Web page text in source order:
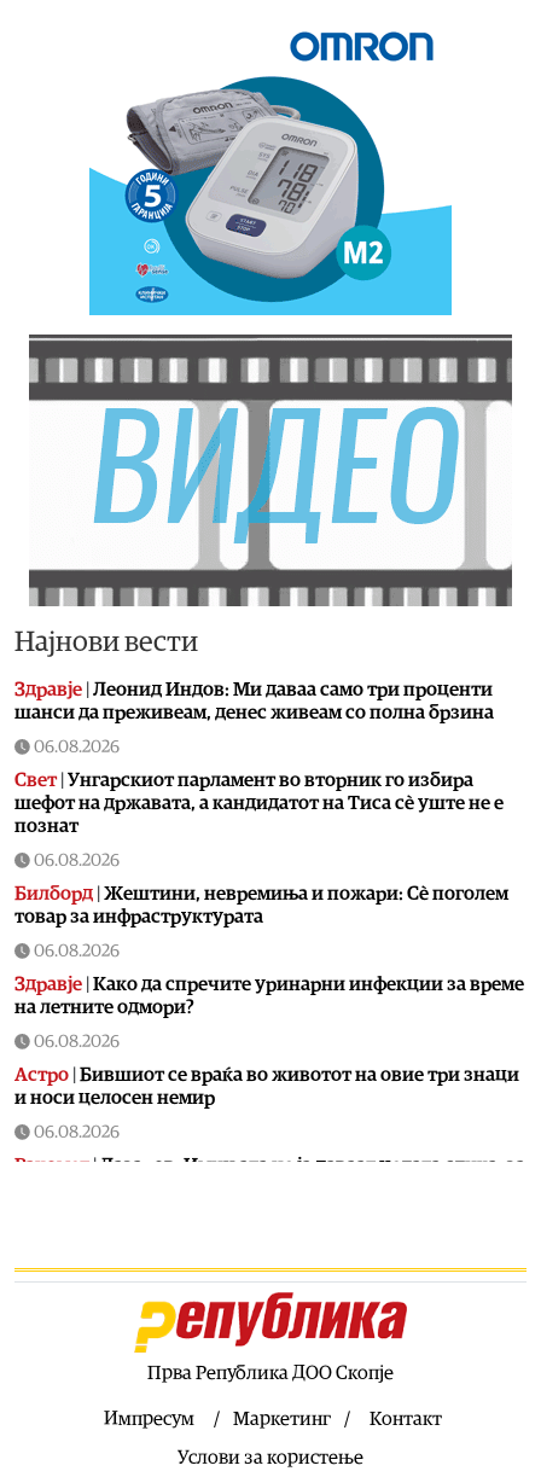
Најнови вести
Здравје Леонид Индов: Ми даваа само три проценти
шанси да преживеам, денес живеам со полна брзина
06.08.2026
Свет| Унгарскиот парламент во вторник го избира
шефот на државата, а кандидатот на Тиса сè уште не е
познат
06.08.2026
Билборд Жештини, невремиња и пожари: Сè поголем
товар за инфраструктурата
06.08.2026
Здравје Како да спречите уринарни инфекции за време
на летните одмори?
06.08.2026
Астро Бившиот се враќа во животот на овие три знаци
и носи целосен немир
06.08.2026
Ракомет | Лазаров: Имињата не ја даваат целата слика, за
Каде да се капете, рибарите и уживате ова лето
Водно ќе добие моторички парк од паднатите
дрвја од невремето во Скопје
случајот со родилката од Струмица, ќе биде вклучен и
Прва Република ДОО Скопје
Импресум Маркетинг
Контакт
Услови за користење